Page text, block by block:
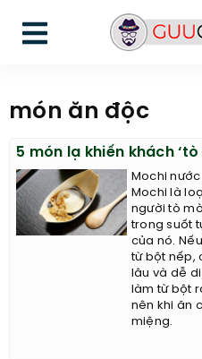
món ăn độc
5 món lạ khiến khách
Mochi
Mochi là
người tò
trong suốt
của nó.
từ bột nếp,
lâu và dễ
làm từ bột
nên khi ăn
miệng.